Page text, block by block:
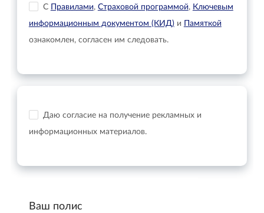
С Правилами, Страховой программой, Ключевым
информационным документом (КИД) и Памяткой
ознакомлен, согласен им следовать.
Даю согласие на получение рекламных и
информационных материалов.
Ваш полис